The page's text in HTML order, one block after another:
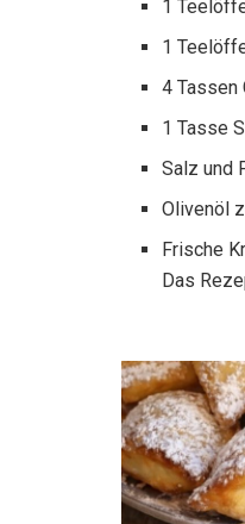
1
1
4 Tassen
1 Tasse
Salz und
Olivenöl
Frische
Das